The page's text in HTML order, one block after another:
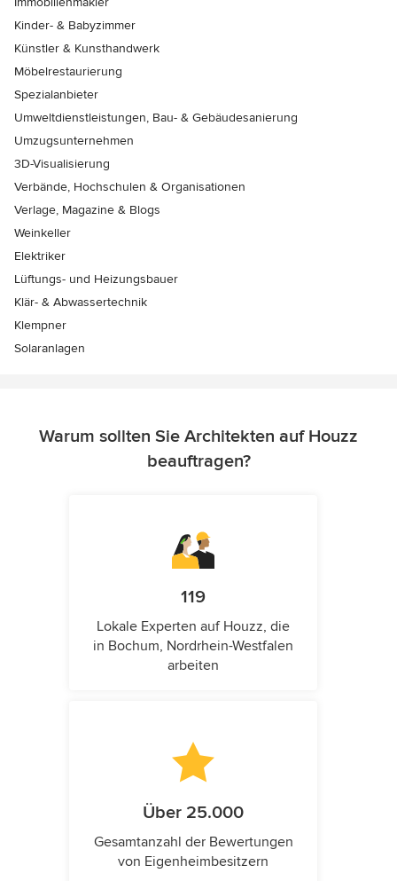
Kinder- & Babyzimmer
Künstler & Kunsthandwerk
Möbelrestaurierung
Spezialanbieter
Umweltdienstleistungen, Bau- & Gebäudesanierung
Umzugsunternehmen
3D-Visualisierung
Verbände, Hochschulen & Organisationen
Verlage, Magazine & Blogs
Weinkeller
Elektriker
Lüftungs- und Heizungsbauer
Klär- & Abwassertechnik
Klempner
Solaranlagen
Warum sollten Sie Architekten auf Houzz
beauftragen?
119
Lokale Experten auf Houzz, die
in Bochum, Nordrhein-Westfalen
arbeiten
Über 25.000
Gesamtanzahl der Bewertungen
von Eigenheimbesitzern